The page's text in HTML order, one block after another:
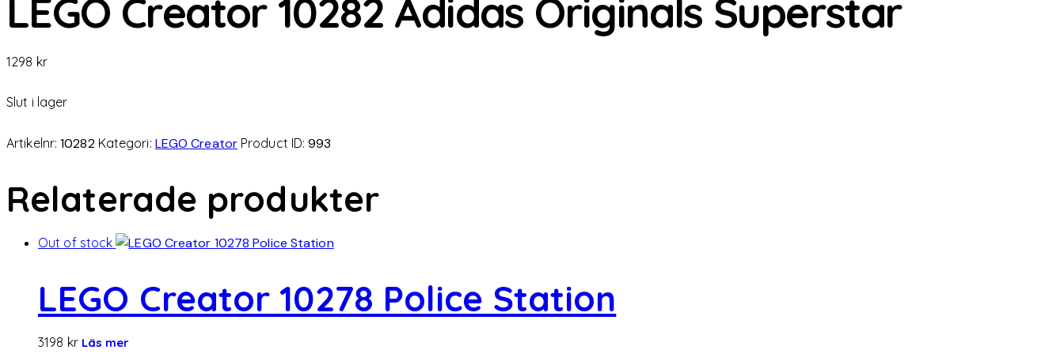
LEGO Creator 10282 Adidas Originals Superstar
1298 kr
Slut i lager
Artikelnr:10282 Kategori: LEGO Creator Product ID:993
Relaterade produkter
Out of stock
LEGO Creator 10278 Police Station
3198 kr Läs mer